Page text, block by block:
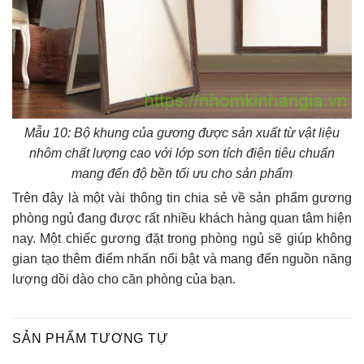
Mẫu 10: Bộ khung của gương được sản xuất từ vật liệu
nhôm chất lượng cao với lớp sơn tích điện tiêu chuẩn
mang đến độ bền tối ưu cho sản phẩm
Trên đây là một vài thông tin chia sẻ về sản phẩm gương
phòng ngủ đang được rất nhiều khách hàng quan tâm hiện
nay. Một chiếc gương đặt trong phòng ngủ sẽ giúp không
gian tạo thêm điểm nhấn nổi bật và mang đến nguồn năng
lượng dồi dào cho căn phòng của bạn.
SẢN PHẨM TƯƠNG TỰ